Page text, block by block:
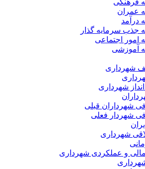
فرهنگی
عمران
درآمد
جذب سرمایه گذار
امور اجتماعی
آموزشی
شهرداری
شهرداری
شهرداران قبلی
شهردار فعلی
شهرداری
و عملکردی شهرداری